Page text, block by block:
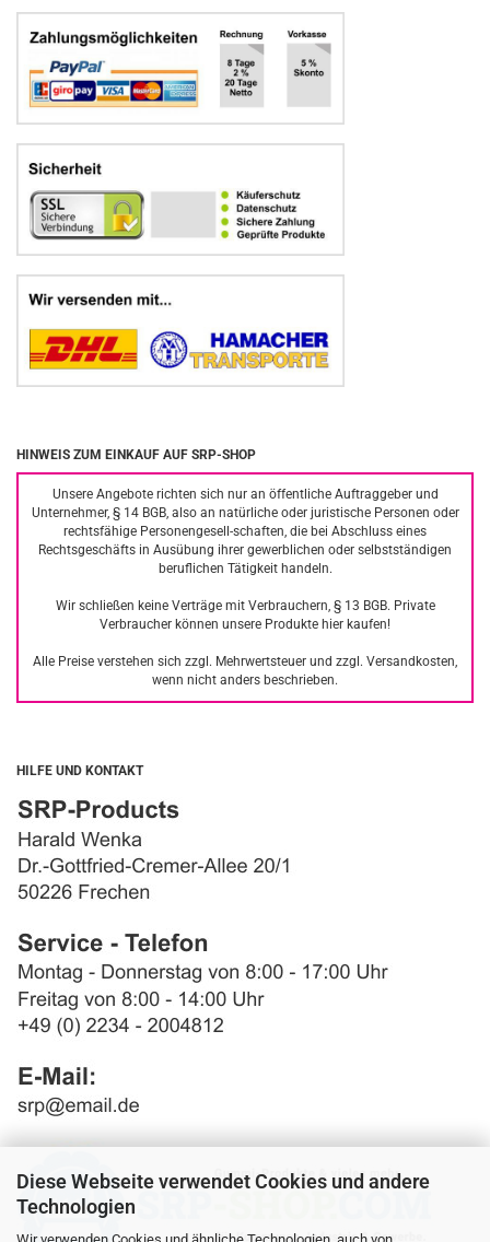
Diese Webseite verwendet Cookies und andere
Technologien
HINWEIS ZUM EINKAUF AUF SRP-SHOP
Unsere Angebote richten sich nur an öffentliche Auftraggeber und
Unternehmer, § 14 BGB, also an natürliche oder juristische Personen oder
rechtsfähige Personengesell-schaften, die bei Abschluss eines
Rechtsgeschäfts in Ausübung ihrer gewerblichen oder selbstständigen
beruflichen Tätigkeit handeln.
Wir schließen keine Verträge mit Verbrauchern, § 13 BGB. Private
Verbraucher können unsere Produkte hier kaufen!
Alle Preise verstehen sich zzgl. Mehrwertsteuer und zzgl. Versandkosten,
wenn nicht anders beschrieben.
HILFE UND KONTAKT